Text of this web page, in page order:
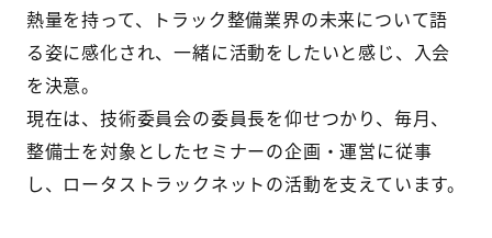
熱量を持って、トラック整備業界の未来について語
る姿に感化され、一緒に活動をしたいと感じ、入会
を決意。
現在は、技術委員会の委員長を仰せつかり、毎月、
整備士を対象としたセミナーの企画・運営に従事
し、ロータストラックネットの活動を支えています。